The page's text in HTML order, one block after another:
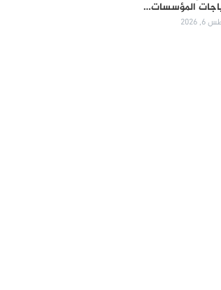
المؤسسات…
2026